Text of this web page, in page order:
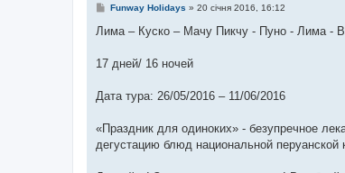
П
в
о
м
е
я
Funway Holidays » 20 січня 2016, 16:12
Лима – Куско – Мачу Пикчу - Пуно - Лима -
17 дней/ 16 ночей
Дата тура: 26/05/2016 – 11/06/2016
«Праздник для одиноких» - безупречное
дегустацию блюд национальной